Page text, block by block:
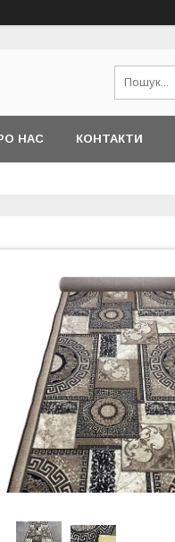
НАС КОНТАКТИ